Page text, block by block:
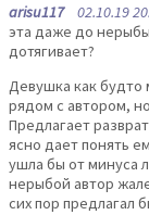
arisu11702.10.19
эта даже до
дотягивает?
Девушка как
рядом с автором,
Предлагает
ясно дает понять
ушла бы от минуса
нерыбой автор
сих пор предлагал